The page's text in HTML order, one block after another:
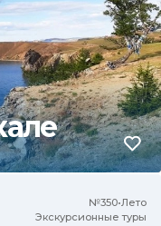
№350•Лето
Экскурсионные туры